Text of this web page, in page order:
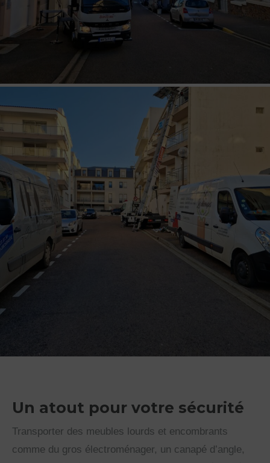
Un atout pour votre sécurité
Transporter des meubles lourds et encombrants
comme du gros électroménager, un canapé d’angle,